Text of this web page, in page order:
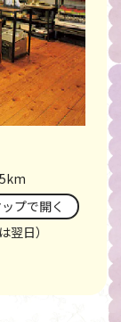
プで開く
翌日）